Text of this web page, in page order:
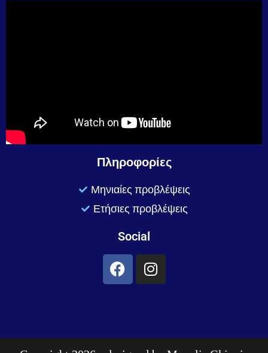
Πληροφορίες
Μηνιαίες προβλέψεις
Ετήσιες προβλέψεις
Social